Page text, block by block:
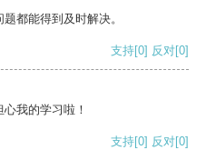
都能得到及时解决。
支持[0] 反对[0]
我的学习啦！
支持[0] 反对[0]